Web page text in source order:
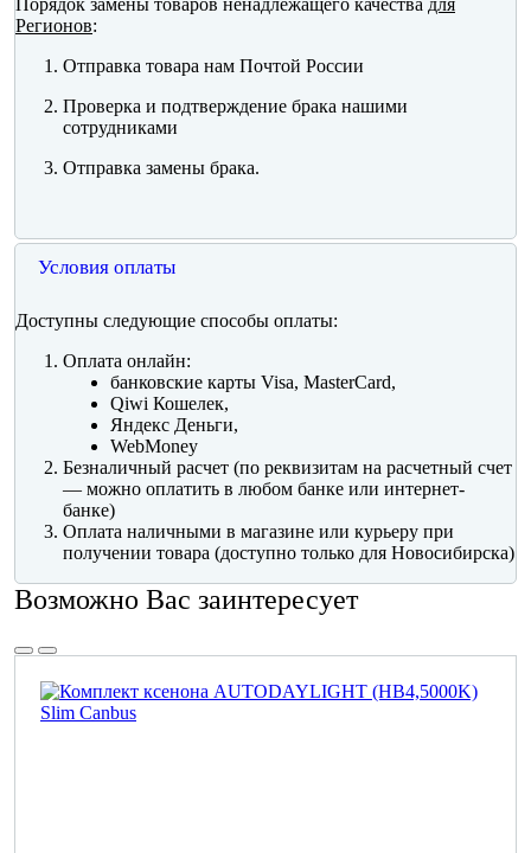
Регионов:
Отправка товара нам Почтой России
Проверка и подтверждение брака нашими
сотрудниками
Отправка замены брака.
Условия оплаты
Доступны следующие способы оплаты:
Оплата онлайн:
банковские карты Visa, MasterCard,
Qiwi Кошелек,
Яндекс Деньги,
WebMoney
Безналичный расчет (по реквизитам на расчетный счет
— можно оплатить в любом банке или интернет-
банке)
Оплата наличными в магазине или курьеру при
получении товара (доступно только для Новосибирска)
Возможно Вас заинтересует